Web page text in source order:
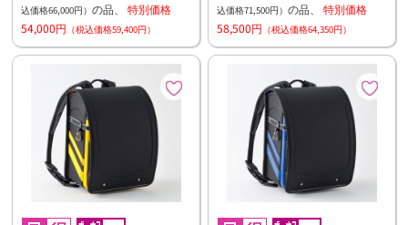
込価格66,000円） の品、 特別価格
54,000円 （税込価格59,400円）
込価格71,500円） の品、 特別価格
58,500円 （税込価格64,350円）